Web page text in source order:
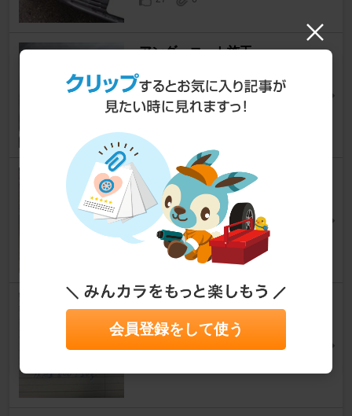
アンダーコート施工
ランサーエボリューションX
shogairさん
5
0
CHEMICAL LOVE
ランサーエボリューションX
ガルリン(`´)さん
5
0
エアコンガスクリーニング
ランサーエボリューションX
TA2-Czさん
会員登録をして使う